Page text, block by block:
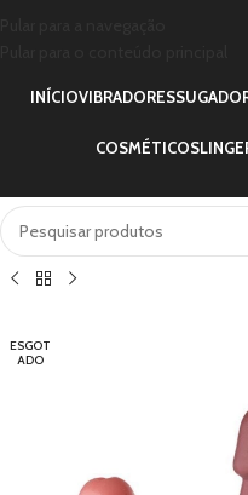
INÍCIOVIBRADORES
COSMÉTICOS
ESGOT
ADO